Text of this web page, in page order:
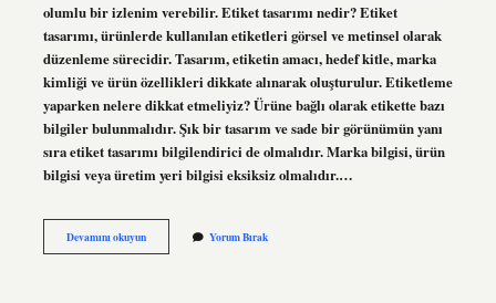
olumlu bir izlenim verebilir. Etiket tasarımı nedir? Etiket
tasarımı, ürünlerde kullanılan etiketleri görsel ve metinsel olarak
düzenleme sürecidir. Tasarım, etiketin amacı, hedef kitle, marka
kimliği ve ürün özellikleri dikkate alınarak oluşturulur. Etiketleme
yaparken nelere dikkat etmeliyiz? Ürüne bağlı olarak etikette bazı
bilgiler bulunmalıdır. Şık bir tasarım ve sade bir görünümün yanı
sıra etiket tasarımı bilgilendirici de olmalıdır. Marka bilgisi, ürün
bilgisi veya üretim yeri bilgisi eksiksiz olmalıdır.…
Devamını okuyunEtiket
Nasıl
Yorum Bırak